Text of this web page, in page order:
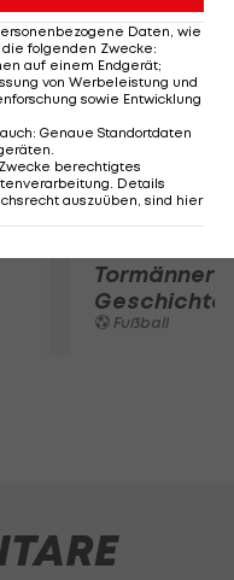
Tormänner
Geschichte
Fußball
Daten, wie
folgenden Zwecke:
auf einem Endgerät;
von Werbeleistung und
sowie Entwicklung
: Genaue Standortdaten
.
berechtigtes
Details
auszuüben, sind hier